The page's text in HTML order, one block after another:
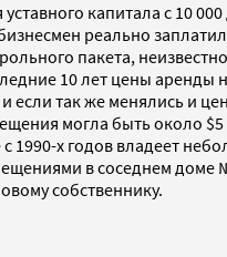
капитала с 10
реально заплатил
пакета,
10 лет цены аренды
если так же менялись и
могла быть около
с 1990-х годов владеет
в соседнем доме
собственнику.